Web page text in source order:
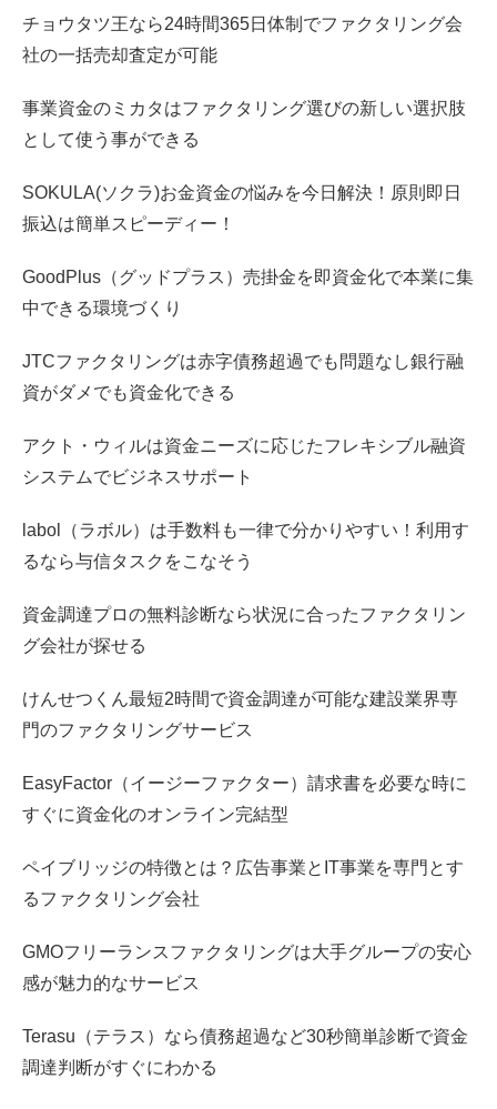
チョウタツ王なら24時間365日体制でファクタリング会
社の一括売却査定が可能
事業資金のミカタはファクタリング選びの新しい選択肢
として使う事ができる
SOKULA(ソクラ)お金資金の悩みを今日解決！原則即日
振込は簡単スピーディー！
GoodPlus（グッドプラス）売掛金を即資金化で本業に集
中できる環境づくり
JTCファクタリングは赤字債務超過でも問題なし銀行融
資がダメでも資金化できる
アクト・ウィルは資金ニーズに応じたフレキシブル融資
システムでビジネスサポート
labol（ラボル）は手数料も一律で分かりやすい！利用す
るなら与信タスクをこなそう
資金調達プロの無料診断なら状況に合ったファクタリン
グ会社が探せる
けんせつくん最短2時間で資金調達が可能な建設業界専
門のファクタリングサービス
EasyFactor（イージーファクター）請求書を必要な時に
すぐに資金化のオンライン完結型
ペイブリッジの特徴とは？広告事業とIT事業を専門とす
るファクタリング会社
GMOフリーランスファクタリングは大手グループの安心
感が魅力的なサービス
Terasu（テラス）なら債務超過など30秒簡単診断で資金
調達判断がすぐにわかる